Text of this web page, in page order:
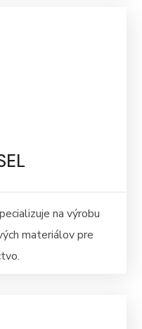
na výrobu
materiálov pre